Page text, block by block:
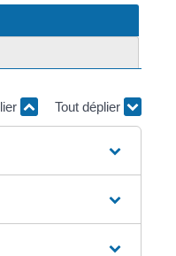
Tout déplier